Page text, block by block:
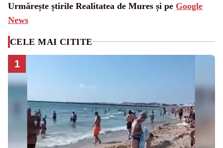
Urmărește știrile Realitatea de Mures și pe Google
News
CELE MAI CITITE
1